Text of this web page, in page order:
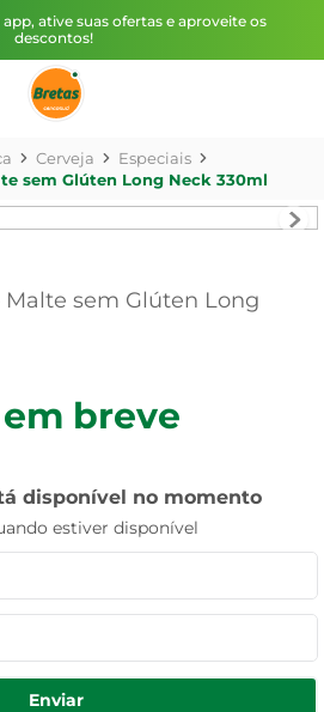
app, ative suas ofertas e aproveite os
descontos!
Cerveja
Especiais
sem Glúten Long Neck 330ml
Malte sem Glúten Long
breve
disponível no momento
estiver disponível
Enviar